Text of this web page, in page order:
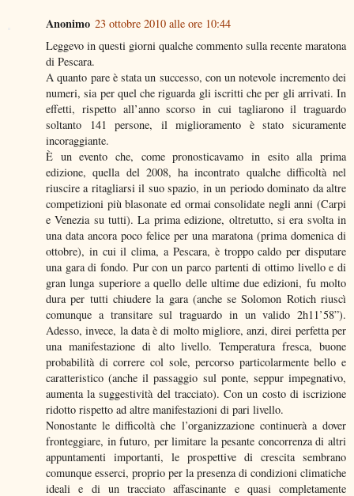
Anonimo 23 ottobre 2010 alle ore 10:44
Leggevo in questi giorni qualche commento sulla recente maratona
di Pescara.
A quanto pare è stata un successo, con un notevole incremento dei
numeri, sia per quel che riguarda gli iscritti che per gli arrivati. In
effetti, rispetto all’anno scorso in cui tagliarono il traguardo
soltanto 141 persone, il miglioramento è stato sicuramente
incoraggiante.
È un evento che, come pronosticavamo in esito alla prima
edizione, quella del 2008, ha incontrato qualche difficoltà nel
riuscire a ritagliarsi il suo spazio, in un periodo dominato da altre
competizioni più blasonate ed ormai consolidate negli anni (Carpi
e Venezia su tutti). La prima edizione, oltretutto, si era svolta in
una data ancora poco felice per una maratona (prima domenica di
ottobre), in cui il clima, a Pescara, è troppo caldo per disputare
una gara di fondo. Pur con un parco partenti di ottimo livello e di
gran lunga superiore a quello delle ultime due edizioni, fu molto
dura per tutti chiudere la gara (anche se Solomon Rotich riuscì
comunque a transitare sul traguardo in un valido 2h11’58”).
Adesso, invece, la data è di molto migliore, anzi, direi perfetta per
una manifestazione di alto livello. Temperatura fresca, buone
probabilità di correre col sole, percorso particolarmente bello e
caratteristico (anche il passaggio sul ponte, seppur impegnativo,
aumenta la suggestività del tracciato). Con un costo di iscrizione
ridotto rispetto ad altre manifestazioni di pari livello.
Nonostante le difficoltà che l’organizzazione continuerà a dover
fronteggiare, in futuro, per limitare la pesante concorrenza di altri
appuntamenti importanti, le prospettive di crescita sembrano
comunque esserci, proprio per la presenza di condizioni climatiche
ideali e di un tracciato affascinante e quasi completamente